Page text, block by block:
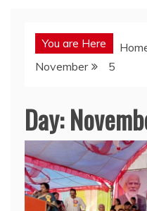
You are Here
November
5
Day: